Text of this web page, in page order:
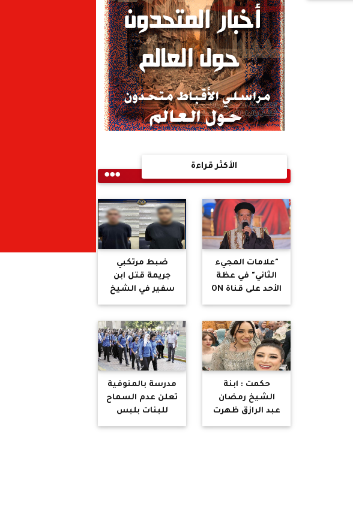
الأكثر قراءة
"علامات المجيء
الثاني" في عظة
الأحد على قناة ON
ضبط مرتكبي
جريمة قتل ابن
سفير في الشيخ
زايد .. طالبان
بصاعق كهربائى
وبالطعن
بإستخدام سكين
حكمت : ابنة
الشيخ رمضان
عبد الرازق ظهرت
في حفل زفافها
مدرسة بالمنوفية
تعلن عدم السماح
للبنات بلبس
البنطلون : الزي